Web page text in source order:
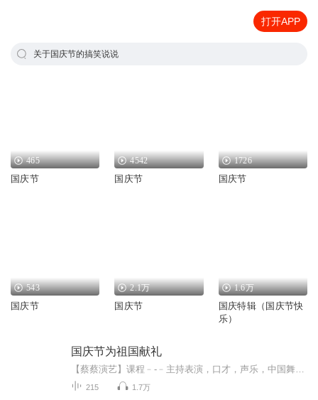
打开APP
关于国庆节的搞笑说说
465
国庆节
4542
国庆节
1726
国庆节
543
国庆节
2.1万
国庆节
1.6万
国庆特辑（国庆节快
乐）
国庆节为祖国献礼
215 1.7万